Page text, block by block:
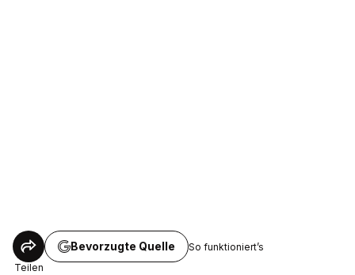
Teilen
Bevorzugte Quelle So funktioniert’s